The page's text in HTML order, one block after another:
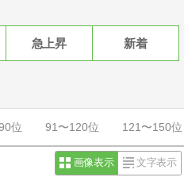
急上昇 新着
位 91〜120位 121〜150位
画像表示 文字表示